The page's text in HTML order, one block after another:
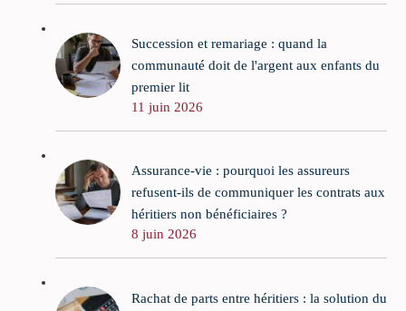
Succession et remariage : quand la
communauté doit de l'argent aux enfants du
premier lit
11 juin 2026
Assurance-vie : pourquoi les assureurs
refusent-ils de communiquer les contrats aux
héritiers non bénéficiaires ?
8 juin 2026
Rachat de parts entre héritiers : la solution du